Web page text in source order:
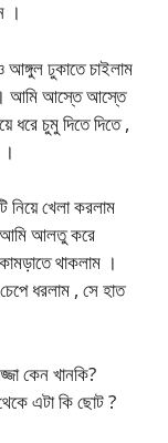
।
ঢুকাতে চাইলাম
। আমি আস্তে আস্তে
ধরে চুমু দিতে দিতে ,
নিয়ে খেলা করলাম
আমি আলতু করে
থাকলাম ।
ধরলাম , সে হাত
কেন খানকি?
এটা কি ছোট ?